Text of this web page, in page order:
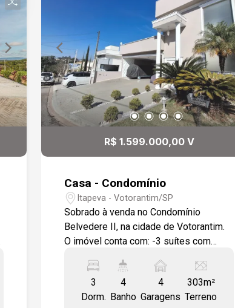
R$ 1.599.000,00 V
Casa - Condomínio
Itapeva - Votorantim/SP
Sobrado à venda no Condomínio
Belvedere II, na cidade de Votorantim.
O imóvel conta com: -3 suítes com
Hidro; -Sala para 2 ambientes; -Sacada
ampla; -Espaço gourmet; -Piscina; -
Quintal; -4 vagas de garagem. O
3
Dorm.
4
Banho
4
Garagens
303m²
Terreno